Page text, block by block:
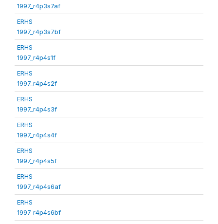
1997_r4p3s7af
ERHS
1997_r4p3s7bf
ERHS
1997_r4p4s1f
ERHS
1997_r4p4s2f
ERHS
1997_r4p4s3f
ERHS
1997_r4p4s4f
ERHS
1997_r4p4s5f
ERHS
1997_r4p4s6af
ERHS
1997_r4p4s6bf